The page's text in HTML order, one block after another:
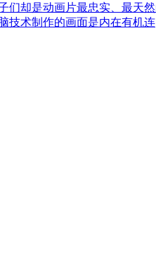
却是动画片最忠实、最天
技术制作的画面是内在有机连